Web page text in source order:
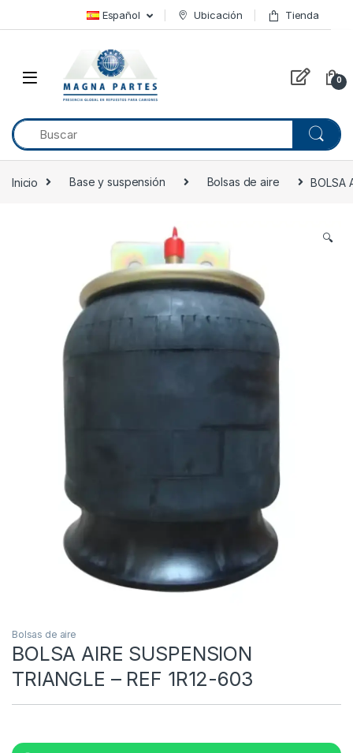
Skip to navigation Español Ubicación Tienda
0
Inicio Base y suspensión Bolsas de aire BOLSA
🔍
Bolsas de aire
BOLSA AIRE SUSPENSION
TRIANGLE – REF 1R12-603